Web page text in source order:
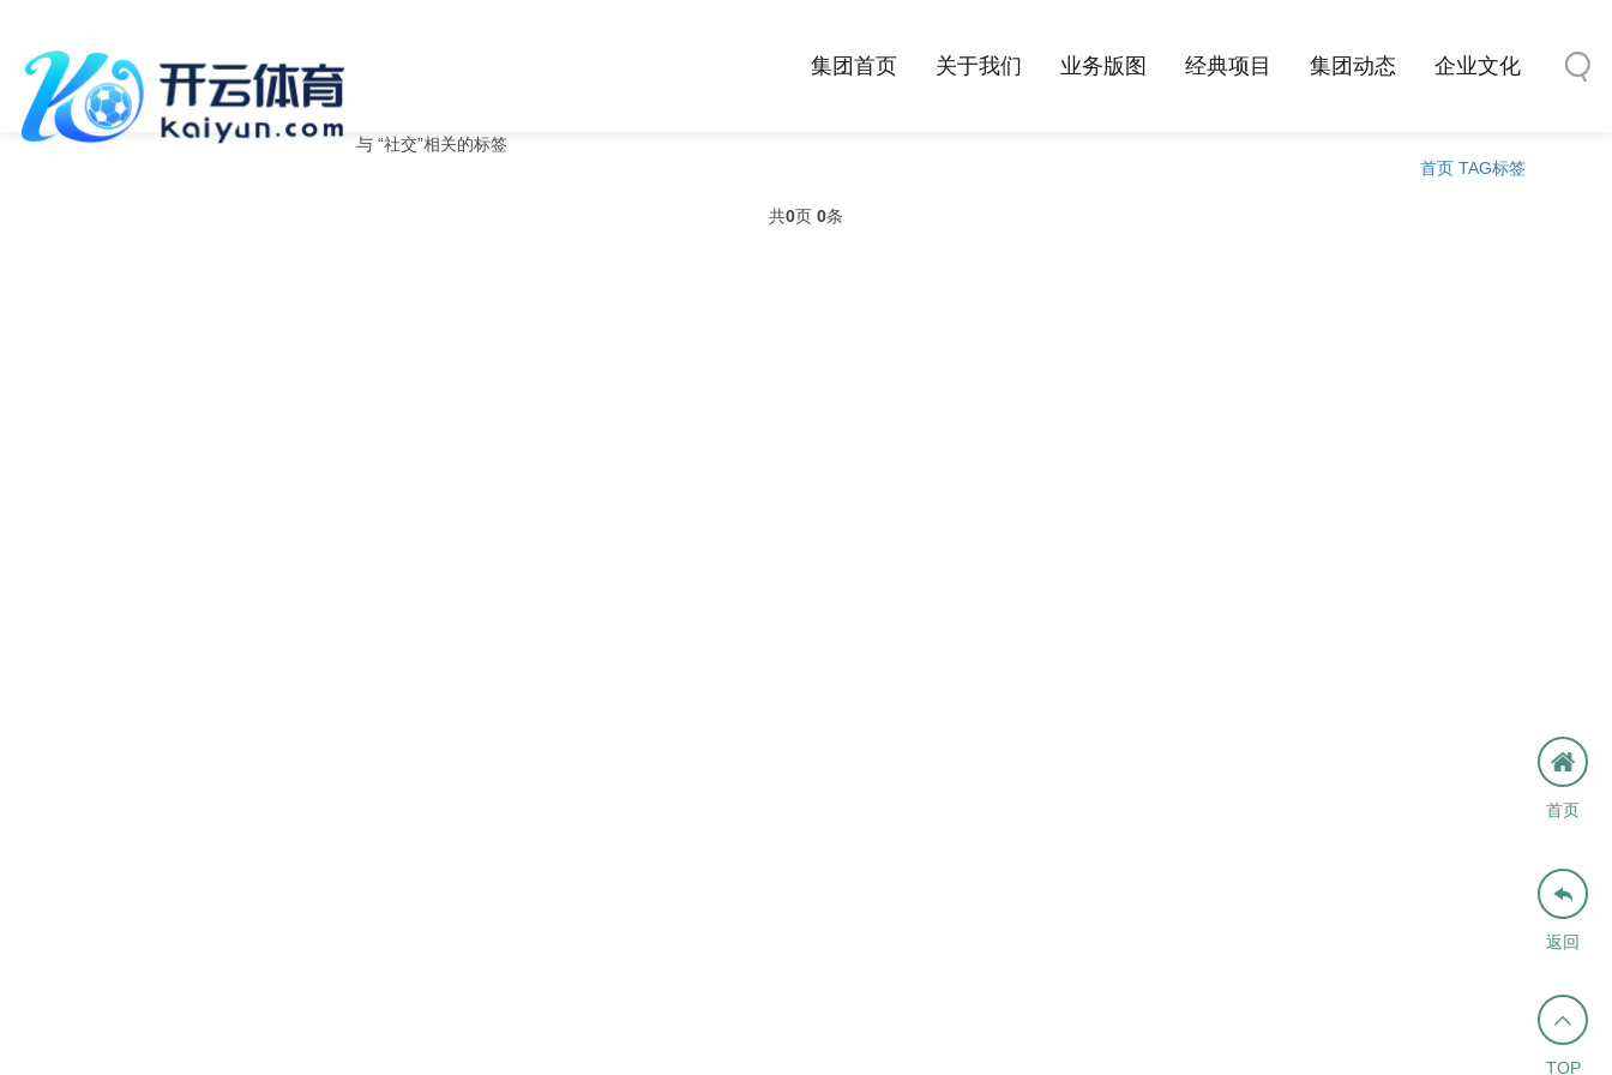
集团首页 关于我们 业务版图 经典项目 集团动态 企业文化
与 “社交”相关的标签
首页 TAG标签
共0页 0条
首页

TOP

返回